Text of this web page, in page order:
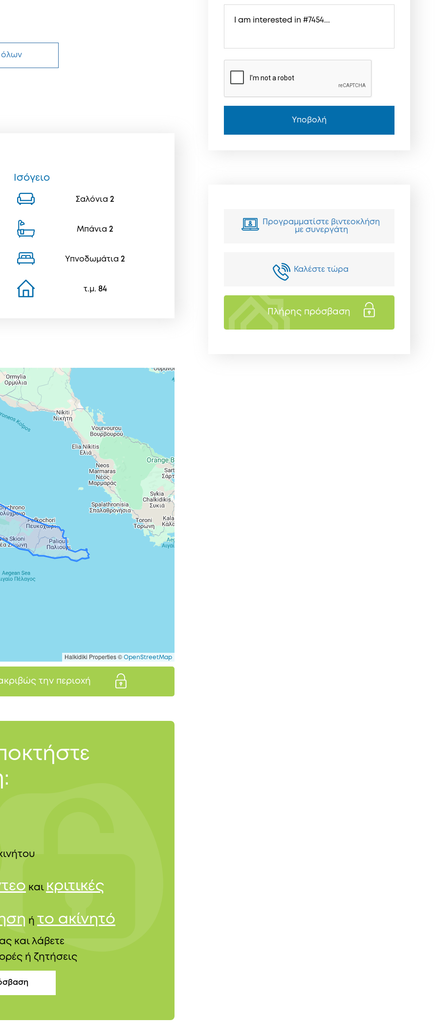
όλων
Ισόγειο
Σαλόνια2
Μπάνια2
Υπνοδωμάτια2
τ.μ. 84
Halkidiki Properties © OpenStreetMap
την περιοχή
και κριτικές
ή το ακίνητό
και λάβετε
ή ζητήσεις
Υποβολή
Προγραμματίστε βιντεοκλήση
με συνεργάτη
Καλέστε τώρα
Πλήρης πρόσβαση